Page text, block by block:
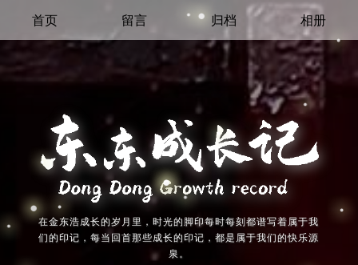
首页 留言 归档 相册
在金东浩成长的岁月里，时光的脚印每时每刻都谱写着属于我
们的印记，每当回首那些成长的印记，都是属于我们的快乐源
泉。